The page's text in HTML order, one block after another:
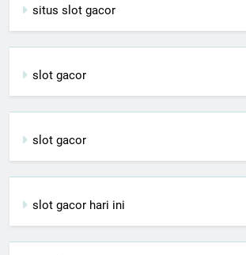
situs slot gacor
slot gacor
slot gacor
slot gacor hari ini